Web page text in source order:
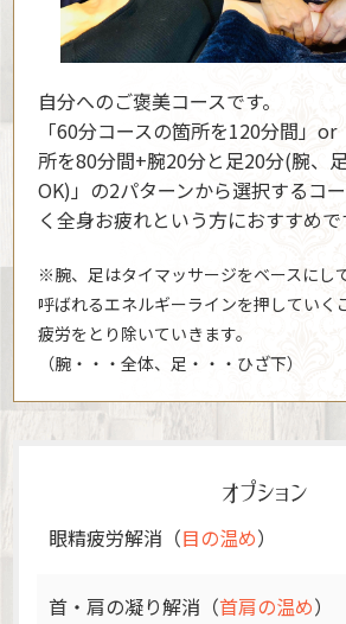
自分へのご褒美コースです。
「60分コースの箇所を120分間」
所を80分間+腕20分と足20分(腕、
OK)」の2パターンから選択するコ
く全身お疲れという方におすすめで
※腕、足はタイマッサージをベースにし
呼ばれるエネルギーラインを押していく
疲労をとり除いていきます。
（腕・・・全体、足・・・ひざ下）
オプション
眼精疲労解消（目の温め）
首・肩の凝り解消（首肩の温め）